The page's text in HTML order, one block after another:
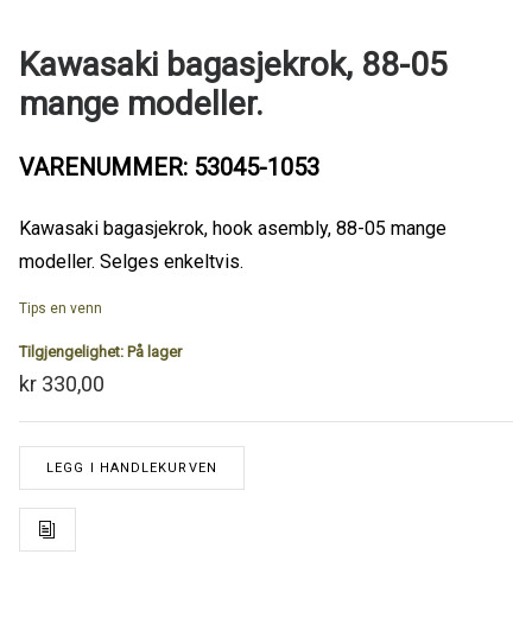
Kawasaki bagasjekrok, 88-05
mange modeller.
VARENUMMER: 53045-1053
Kawasaki bagasjekrok, hook asembly, 88-05 mange
modeller. Selges enkeltvis.
Tips en venn
Tilgjengelighet: På lager
kr 330,00
LEGG I HANDLEKURVEN